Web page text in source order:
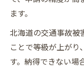
ます。
北海道の交通事故被
ことで等級が上が
す。納得できない場